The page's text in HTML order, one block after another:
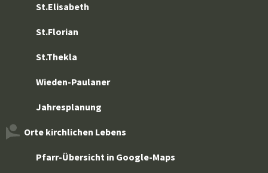
St.Elisabeth
St.Florian
St.Thekla
Wieden-Paulaner
Jahresplanung
Orte kirchlichen Lebens
Pfarr-Übersicht in Google-Maps